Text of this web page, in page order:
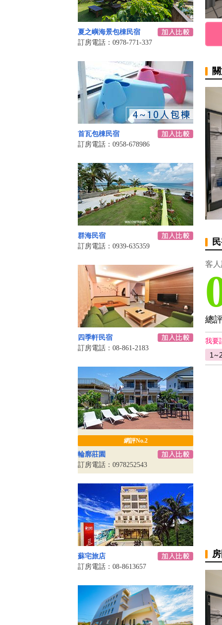
夏之嶼海景包棟民宿
訂房電話：0978-771-337
首瓦包棟民宿
訂房電話：0958-678986
群海民宿
訂房電話：0939-635359
四季軒民宿
訂房電話：08-861-2183
網評No.2
輪廓莊園
訂房電話：0978252543
蘇宅旅店
訂房電話：08-8613657
客
總
我要